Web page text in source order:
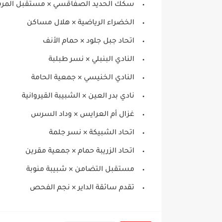
سكك الحديد الصفاقسي × مستقبل
الخضراء الرياضية × هلال مساكن
اتحاد جبل جلود × حمام الأنف
النادي البنبلي × نسر طبلبة
النادي الخنيسي × جمعية الحامة
نادي بدر العين × الشبيبة القيروانية
غزال أم العرايس × وداد السرس
اتحاد الشبيكة × نسر جلمة
اتحاد الزريبة حمام × جمعية مقرين
مستقبل التضامن × شبيبة منوبة
تقدم سائقة الداير × نجم الفحص